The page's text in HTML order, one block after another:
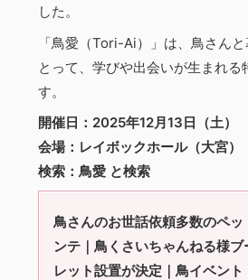
した。
「鳥愛（Tori-Ai）」は、鳥さん
とって、学びや出会いが生まれる
す。
開催日：2025年12月13日（土）
会場：レイボックホール（大宮）
検索：鳥愛 と検索
鳥さんのお世話依頼多数のペ
ンテ｜鳥くさいちゃんねる様
レット設置が決定｜鳥イベン